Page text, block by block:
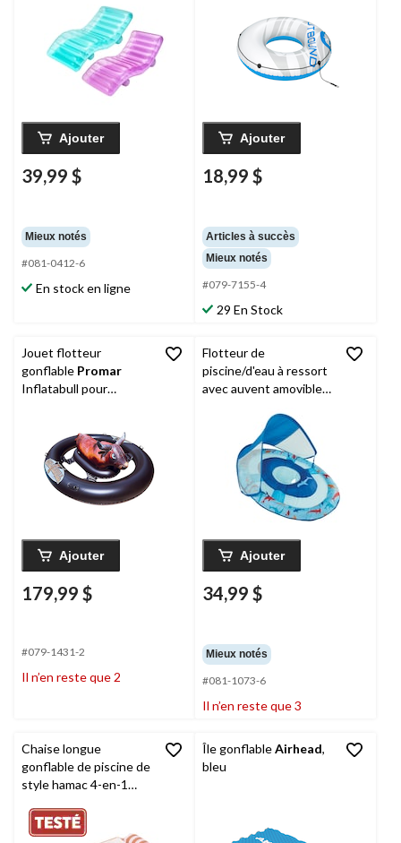
Ajouter
39,99 $
Mieux notés
#081-0412-6
En stock en ligne
Ajouter
18,99 $
Articles à succès
Mieux notés
#079-7155-4
29 En Stock
Jouet flotteur
gonflable Promar
Inflatabull pour
Ajouter
179,99 $
#079-1431-2
Il n’en reste que 2
Flotteur de
piscine/d'eau à ressort
avec auvent amovible
motif de requin, 9 à 24
Ajouter
34,99 $
Mieux notés
#081-1073-6
Il n’en reste que 3
Chaise longue
gonflable de piscine de
style hamac 4-en-1
26 po, choix de
couleurs
Île gonflableAirhead,
bleu